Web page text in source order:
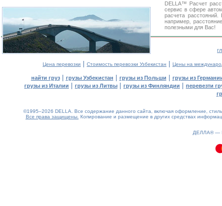
DELLA™ Расчет
сервис в сфере
расчета
например,
полезными для Вас!
Цена перевозки | Стоимость перевозки Узбекистан | Цены на
найти груз| грузы Узбекистан | грузы из Польши | грузы из
грузы из Италии | грузы из Литвы | грузы из Финляндии | перевезти
©1995–2026 DELLA. Все содержание данного сайта, включая оформление,
Все права защищены. Копирование и размещение в других средствах
ДЕЛЛА® —